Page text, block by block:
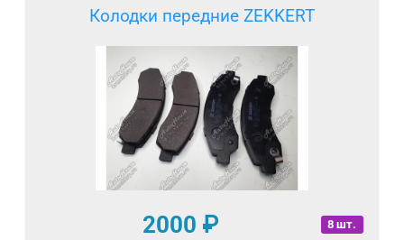
Колодки передние ZEKKERT
8 шт.
2000 ₽